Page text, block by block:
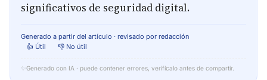
significativos de seguridad digital.
Generado a partir del artículo · revisado por redacción
👍 Útil
👎 No útil
✨ Generado con IA · puede contener errores, verifícalo antes de compartir.